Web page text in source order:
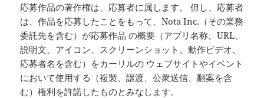
応募作品の著作権は、応募者に属します。 但し、応募者
は、作品を応募したことをもって、Nota Inc.（その業務
委託先を含む）が応募作品 の概要（アプリ名称、URL、
説明文、アイコン、スクリーンショット、動作ビデオ、
応募者名を含む）をカーリルの ウェブサイトやイベント
において使用する（複製、譲渡、公衆送信、翻案を含
む）権利を許諾したものとみなします。